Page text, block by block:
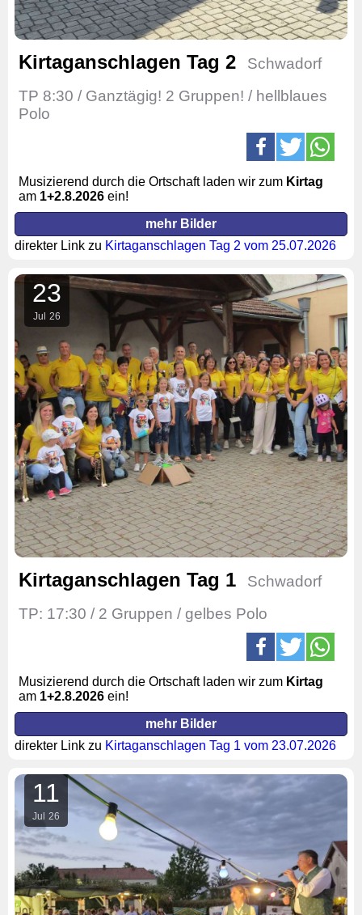
Kirtaganschlagen Tag 2
Schwadorf
TP 8:30 / Ganztägig! 2 Gruppen! / hellblaues
Polo
Musizierend durch die Ortschaft laden wir zum Kirtag
am 1+2.8.2026 ein!
mehr Bilder
direkter Link zu Kirtaganschlagen Tag 2 vom 25.07.2026
23
Jul 26
Kirtaganschlagen Tag 1
Schwadorf
TP: 17:30 / 2 Gruppen / gelbes Polo
Musizierend durch die Ortschaft laden wir zum Kirtag
am 1+2.8.2026 ein!
mehr Bilder
direkter Link zu Kirtaganschlagen Tag 1 vom 23.07.2026
11
Jul 26